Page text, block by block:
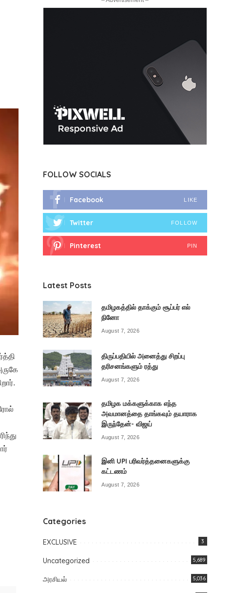
FOLLOW SOCIALS
Facebook LIKE
Twitter FOLLOW
Pinterest PIN
Latest Posts
தமிழகத்தில் தாக்கும் சூப்பர் எல்
நினோ
August 7, 2026
திருப்பதியில் அனைத்து சிறப்பு
தரிசனங்களும் ரத்து
August 7, 2026
தமிழக மக்களுக்காக எந்த
அவமானத்தை தாங்கவும் தயாராக
இருந்தேன்- விஜய்
August 7, 2026
இனி UPI பரிவர்த்தனைகளுக்கு
கட்டணம்
August 7, 2026
Categories
EXCLUSIVE 3
Uncategorized 5,689
அரசியல் 5,036